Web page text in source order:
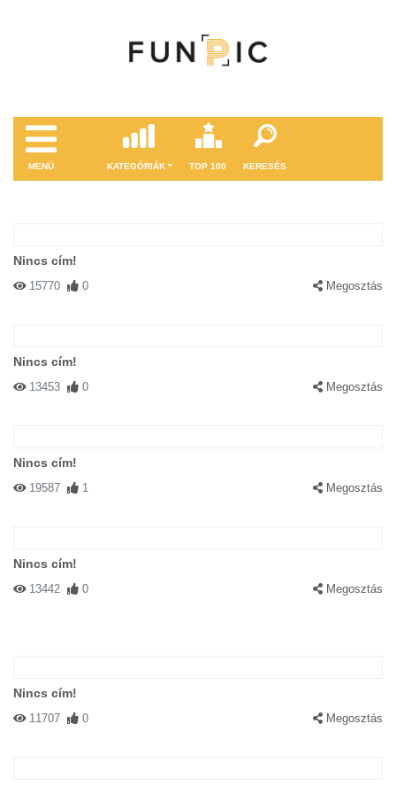
MENÜ KATEGÓRIÁK TOP 100 KERESÉS
Nincs cím!
15770 0 Megosztás
Nincs cím!
13453 0 Megosztás
Nincs cím!
19587 1 Megosztás
Nincs cím!
13442 0 Megosztás
Nincs cím!
11707 0 Megosztás